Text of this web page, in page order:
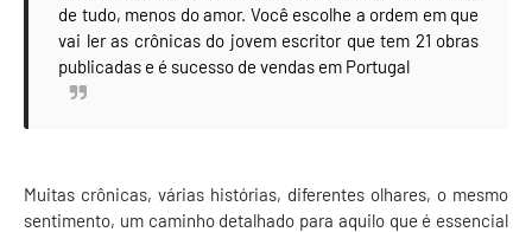
de tudo, menos do amor. Você escolhe a ordem em que
vai ler as crônicas do jovem escritor que tem 21 obras
publicadas e é sucesso de vendas em Portugal
Muitas crônicas, várias histórias, diferentes olhares, o mesmo
sentimento, um caminho detalhado para aquilo que é essencial